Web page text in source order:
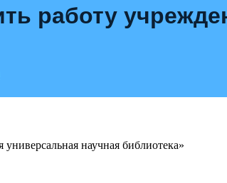
работу
научная библиотека»